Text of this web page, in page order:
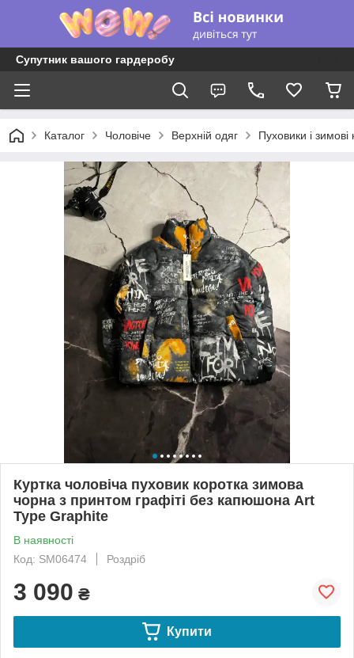
Супутник вашого гардеробу
Каталог Чоловіче Верхній одяг Пуховики і зимові
Куртка чоловіча пуховик коротка зимова
чорна з принтом графіті без капюшона Art
Type Graphite
В наявності
Код: SM06474
Роздріб
3 090 ₴
Купити